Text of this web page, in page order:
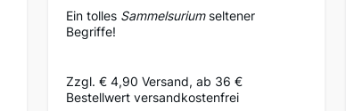
Ein tolles Sammelsuriumseltener
Begriffe!
Zzgl. € 4,90 Versand, ab 36 €
Bestellwert versandkostenfrei